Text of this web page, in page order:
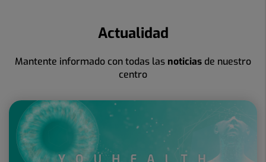
Actualidad
Mantente informado con todas las noticias de nuestro
centro